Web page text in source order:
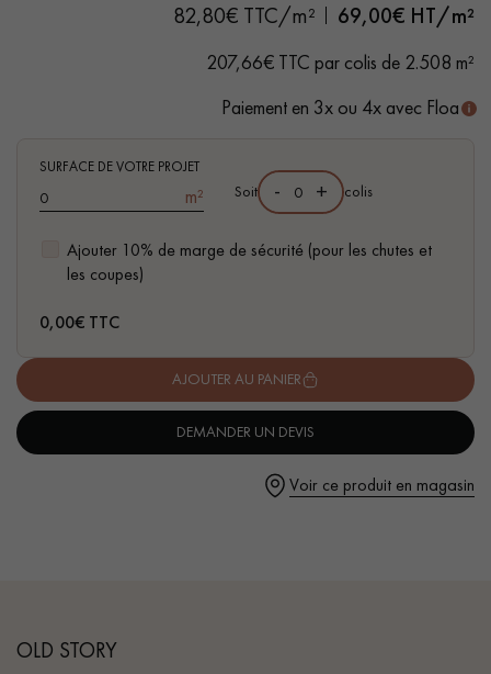
VOUS AVEZ UN PROJET ?
Nos experts sont à votre disposition pour vous guider pas à
pas dans le choix et la pose de votre parquet.
Un expert Décoplus Parquets vous appelle
Demandez un rendez-vous personnalisé
- Choix Authentic - Nœuds, gerces, fissures colmatées,
82,80€ TTC/m² 69,00€ HT/m²
207,66€ TTC par colis de 2.508 m²
Paiement en 3x ou 4x avec Floa
SURFACE DE VOTRE PROJET
m²
Ajouter 10% de marge de sécurité (pour les chutes et
les coupes)
Soit - + colis
0,00€ TTC
AJOUTER AU PANIER
DEMANDER UN DEVIS
Voir ce produit en magasin
OLD STORY